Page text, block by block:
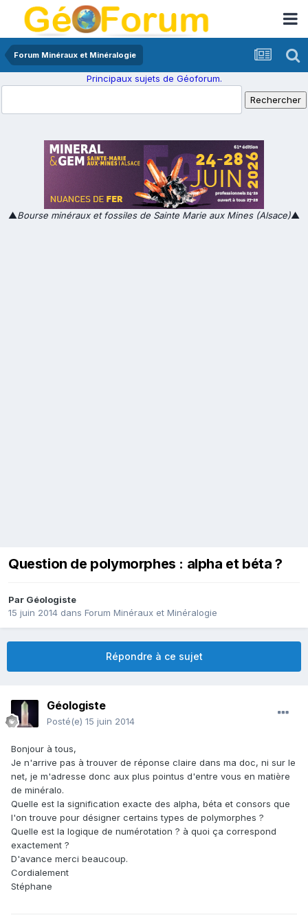
Forum Minéraux et Minéralogie
Principaux sujets de Géoforum.
▲Bourse minéraux et fossiles de Sainte Marie aux Mines (Alsace)▲
Question de polymorphes : alpha et béta ?
Par Géologiste
15 juin 2014 dans Forum Minéraux et Minéralogie
Répondre à ce sujet
Géologiste
Posté(e) 15 juin 2014
Bonjour à tous,
Je n'arrive pas à trouver de réponse claire dans ma doc, ni sur le
net, je m'adresse donc aux plus pointus d'entre vous en matière
de minéralo.
Quelle est la signification exacte des alpha, béta et consors que
l'on trouve pour désigner certains types de polymorphes ?
Quelle est la logique de numérotation ? à quoi ça correspond
exactement ?
D'avance merci beaucoup.
Cordialement
Stéphane